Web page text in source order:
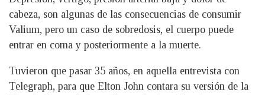
cabeza, son algunas de las consecuencias de consumir
Valium, pero un caso de sobredosis, el cuerpo puede
entrar en coma y posteriormente a la muerte.
Tuvieron que pasar 35 años, en aquella entrevista con
Telegraph, para que Elton John contara su versión de la